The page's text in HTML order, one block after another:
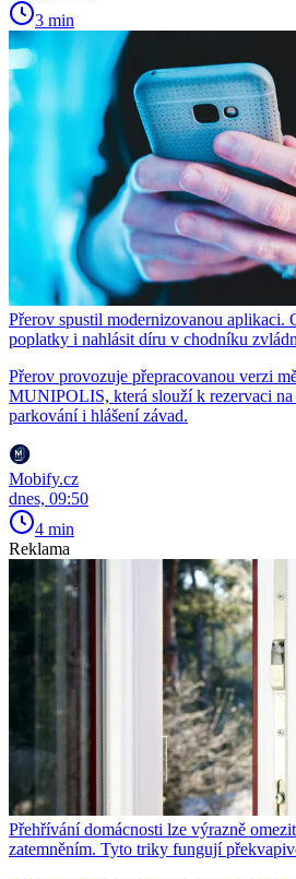
3 min
Přerov spustil modernizovanou aplikaci.
poplatky i nahlásit díru v chodníku
Přerov provozuje přepracovanou verzi
MUNIPOLIS, která slouží k rezervaci na
parkování i hlášení závad.
Mobify.cz
dnes, 09:50
4 min
Reklama
Přehřívání domácnosti lze výrazně
zatemněním. Tyto triky fungují